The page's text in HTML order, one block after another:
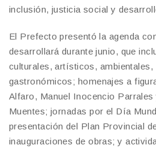
inclusión, justicia social y
El Prefecto presentó la agenda
desarrollará durante junio, que
culturales, artísticos, ambientales,
gastronómicos; homenajes a
Alfaro, Manuel Inocencio Parrales
Muentes; jornadas por el Día
presentación del Plan Provincial
inauguraciones de obras; y